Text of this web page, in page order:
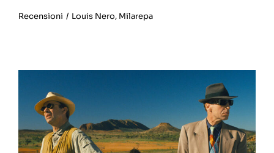
Recensioni / Louis Nero, Milarepa